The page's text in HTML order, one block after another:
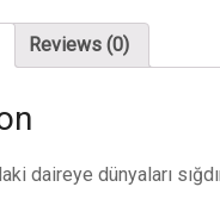
Reviews (0)
daireye dünyaları